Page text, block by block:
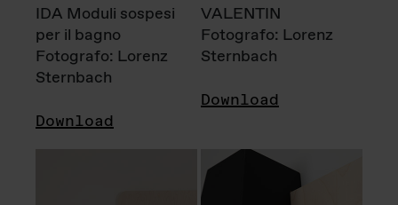
IDA Moduli sospesi
per il bagno
Fotografo: Lorenz
Sternbach
Download
VALENTIN
Fotografo: Lorenz
Sternbach
Download